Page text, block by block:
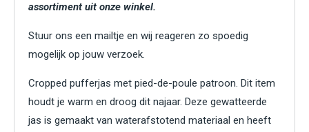
assortiment uit onze winkel.
Stuur ons een mailtje en wij reageren zo spoedig
mogelijk op jouw verzoek.
Cropped pufferjas met pied-de-poule patroon. Dit item
houdt je warm en droog dit najaar. Deze gewatteerde
jas is gemaakt van waterafstotend materiaal en heeft